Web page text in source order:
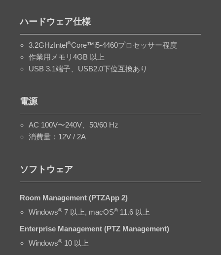
ハードウェア仕様
3.2GHzIntel®Core™i5-4460プロセッサー程度
作業用メモリ4GB 以上
USB 3.1端子、USB2.0下位互換あり
電源
AC 100V〜240V、50/60 Hz
消費量：12V / 2A
ソフトウェア
Room Management (PTZApp 2)
Windows® 7 以上, macOS® 11.6 以上
Enterprise Management (PTZ Management)
Windows® 10 以上